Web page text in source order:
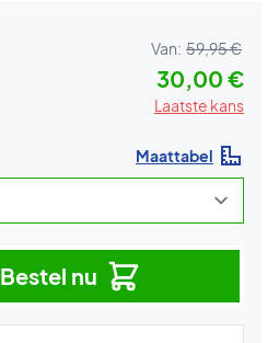
Van: 59,95 €
30,00 €
Laatste kans
Maattabel
Bestel nu